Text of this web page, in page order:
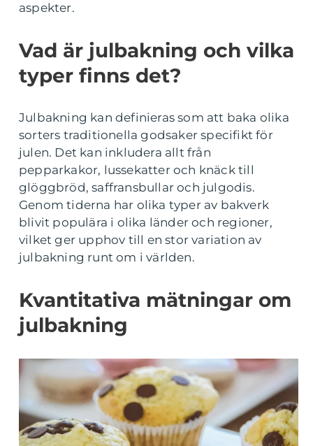
aspekter.
Vad är julbakning och vilka
typer finns det?
Julbakning kan definieras som att baka olika
sorters traditionella godsaker specifikt för
julen. Det kan inkludera allt från
pepparkakor, lussekatter och knäck till
glöggbröd, saffransbullar och julgodis.
Genom tiderna har olika typer av bakverk
blivit populära i olika länder och regioner,
vilket ger upphov till en stor variation av
julbakning runt om i världen.
Kvantitativa mätningar om
julbakning